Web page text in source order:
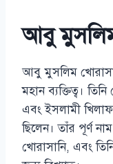
আবু
আবু মুসলিম
মহান ব্যক্তিত্ব।
এবং ইসলামী
ছিলেন। তাঁর পূর্ণ
খোরাসানি, এবং